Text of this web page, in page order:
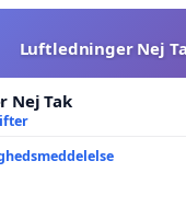
Luftledninger Nej
Nej Tak